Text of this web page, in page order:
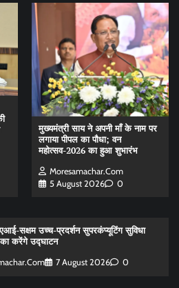
मुख्यमंत्री साय ने अपनी माँ के नाम पर
लगाया पीपल का पौधा; वन
महोत्सव-2026 का हुआ शुभारंभ
Moresamachar.com
5 August 2026
0
सक्षम उच्च-प्रदर्शन सुपरकंप्यूटिंग सुविधा
का करेंगे उद्घाटन
7 August 2026 0